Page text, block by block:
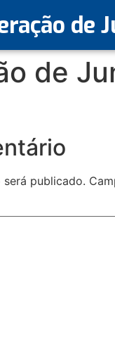
de
de
será publicado.